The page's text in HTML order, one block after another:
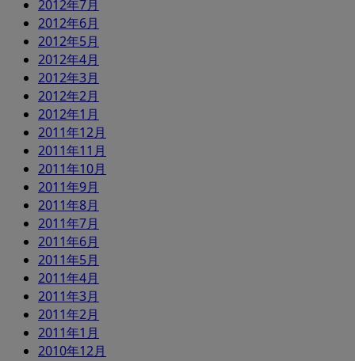
2012年7月
2012年6月
2012年5月
2012年4月
2012年3月
2012年2月
2012年1月
2011年12月
2011年11月
2011年10月
2011年9月
2011年8月
2011年7月
2011年6月
2011年5月
2011年4月
2011年3月
2011年2月
2011年1月
2010年12月